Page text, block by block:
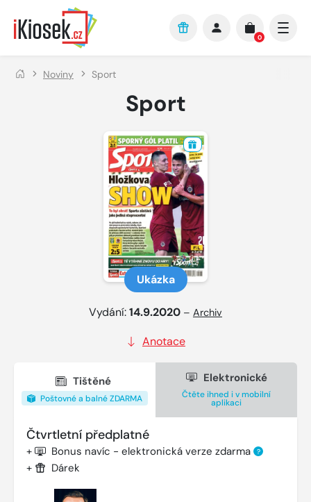
Přejít na hlavní obsah
0
Noviny Sport
Sport
Ukázka
Vydání:14.9.2020 – Archiv
Anotace
Tištěné
Poštovné a balné ZDARMA
Elektronické
Čtěte ihned i v mobilní
aplikaci
Čtvrtletní předplatné
+ Bonus navíc - elektronická verze zdarma ?
+ Dárek